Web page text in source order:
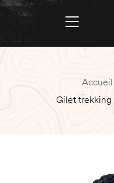
Accueil
Gilet trekking